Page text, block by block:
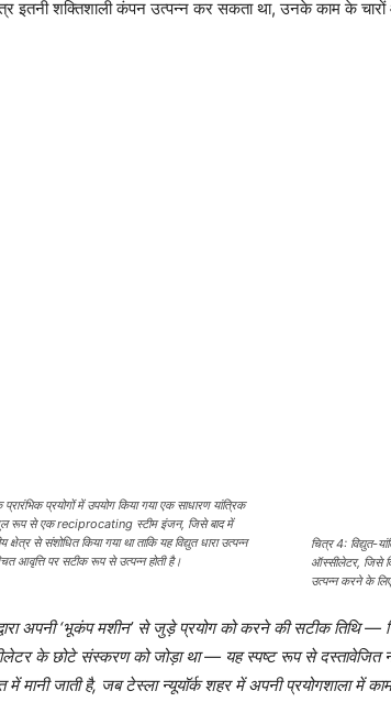
इतनी शक्तिशाली कंपन उत्पन्न कर सकता था, उनके काम के
प्रयोगों में उपयोग किया गया एक साधारण यांत्रिक
रूप से एक reciprocating स्टीम इंजन, जिसे बाद में
से संशोधित किया गया था ताकि यह विद्युत धारा उत्पन्न
आवृत्ति पर सटीक रूप से उत्पन्न होती है।
चित्र 4: विद्युत-
ऑस्सीलेटर, जिसे
उत्पन्न करने के
अपनी ‘भूकंप मशीन’ से जुड़े प्रयोग को करने की सटीक तिथि —
के छोटे संस्करण को जोड़ा था — यह स्पष्ट रूप से दस्तावेजित
मानी जाती है, जब टेस्ला न्यूयॉर्क शहर में अपनी प्रयोगशाला